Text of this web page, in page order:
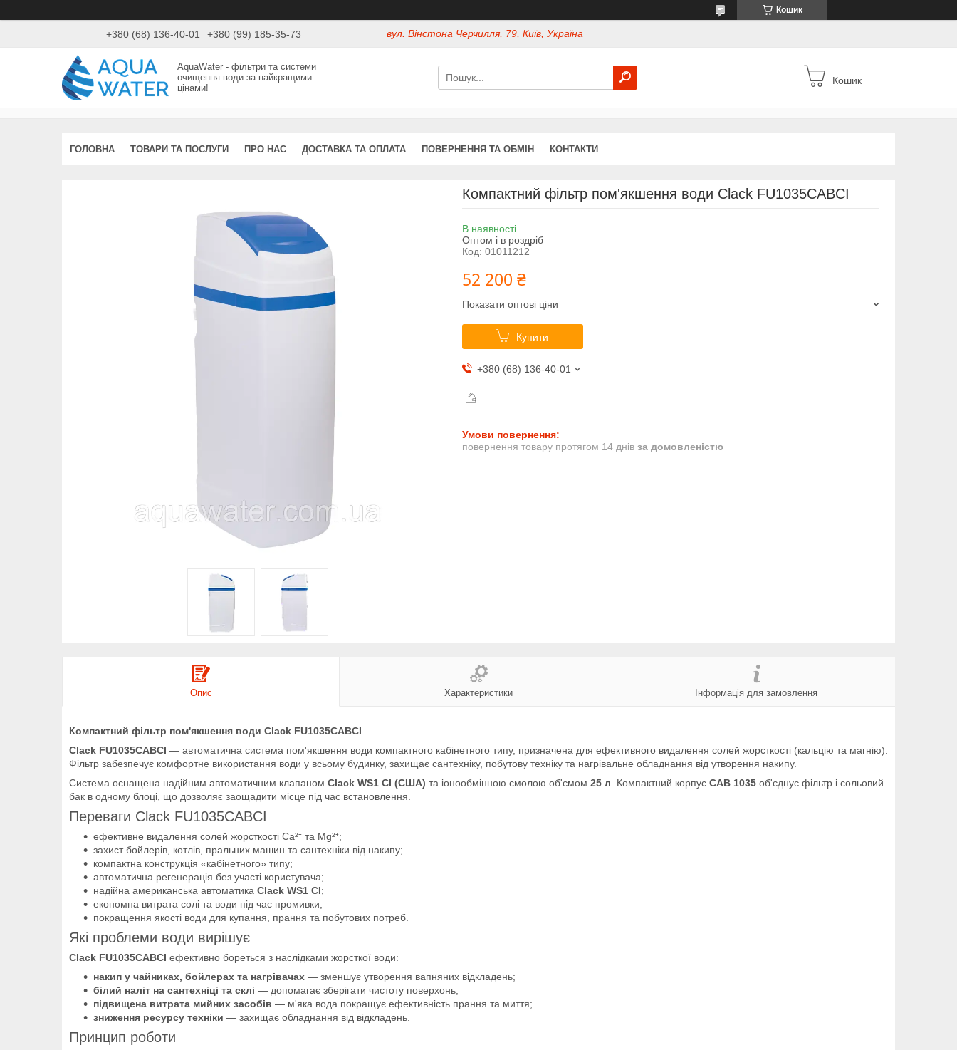
Кошик
+380 (68) 136-40-01 +380 (99) 185-35-73 вул. Вінстона Черчилля, 79, Київ, Україна
AquaWater - фільтри та системи
очищення води за найкращими
цінами!
Кошик
ГОЛОВНА ТОВАРИ ТА ПОСЛУГИ ПРО НАС ДОСТАВКА ТА ОПЛАТА ПОВЕРНЕННЯ ТА ОБМІН КОНТАКТИ
Компактний фільтр пом'якшення води Clack FU1035CABCI
В наявності
Оптом і в роздріб
Код: 01011212
52 200 ₴
Показати оптові ціни
Купити
+380 (68) 136-40-01
повернення товару протягом 14 днів за домовленістю
Опис Характеристики Інформація для замовлення
Компактний фільтр пом'якшення води Clack FU1035CABCI
Clack FU1035CABCI — автоматична система пом'якшення води компактного кабінетного типу, призначена для ефективного видалення солей жорсткості (кальцію та магнію).
Фільтр забезпечує комфортне використання води у всьому будинку, захищає сантехніку, побутову техніку та нагрівальне обладнання від утворення накипу.
Система оснащена надійним автоматичним клапаном Clack WS1 CI (США) та іонообмінною смолою об'ємом 25 л . Компактний корпус CAB 1035 об'єднує фільтр і сольовий
бак в одному блоці, що дозволяє заощадити місце під час встановлення.
Переваги Clack FU1035CABCI
ефективне видалення солей жорсткості Ca²⁺ та Mg²⁺;
захист бойлерів, котлів, пральних машин та сантехніки від накипу;
компактна конструкція «кабінетного» типу;
автоматична регенерація без участі користувача;
надійна американська автоматика Clack WS1 CI;
економна витрата солі та води під час промивки;
покращення якості води для купання, прання та побутових потреб.
Які проблеми води вирішує
Clack FU1035CABCI ефективно бореться з наслідками жорсткої води:
накип у чайниках, бойлерах та нагрівачах — зменшує утворення вапняних відкладень;
білий наліт на сантехніці та склі — допомагає зберігати чистоту поверхонь;
підвищена витрата мийних засобів — м'яка вода покращує ефективність прання та миття;
зниження ресурсу техніки — захищає обладнання від відкладень.
Принцип роботи